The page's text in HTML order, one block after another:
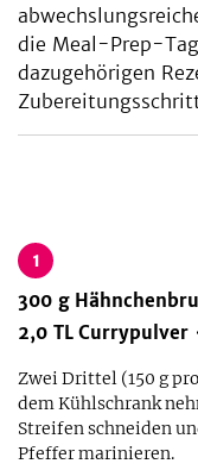
die Meal-Prep-
dazugehörigen
1
300 g
2,0 TL Currypulver
Zwei Drittel (150 g
dem Kühlschrank
Streifen schneiden
Pfeffer marinieren.